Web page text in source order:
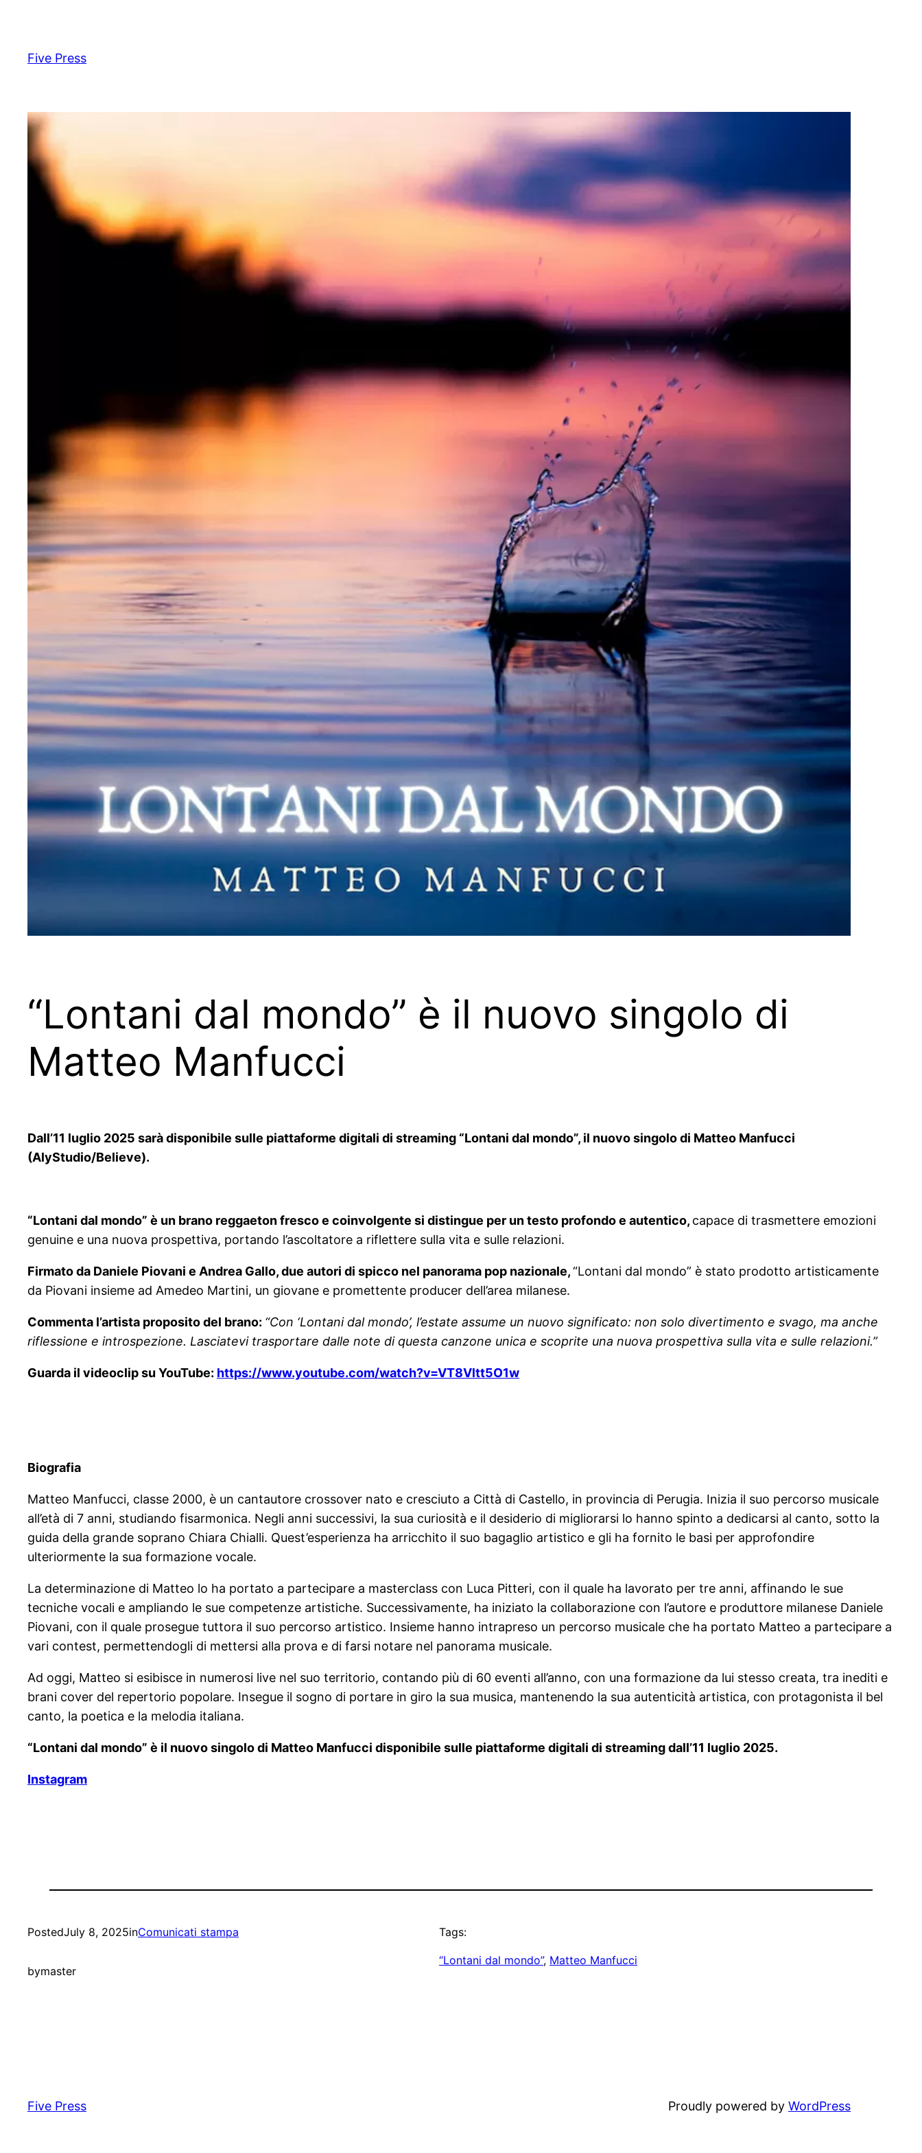
content
Five Press
“Lontani dal mondo” è il nuovo singolo di
Matteo Manfucci
Dall’11 luglio 2025 sarà disponibile sulle piattaforme digitali di streaming “Lontani dal mondo”, il nuovo singolo di Matteo Manfucci
(AlyStudio/Believe).
“Lontani dal mondo” è un brano reggaeton fresco e coinvolgente si distingue per un testo profondo e autentico, capace di trasmettere emozioni
genuine e una nuova prospettiva, portando l’ascoltatore a riflettere sulla vita e sulle relazioni.
Firmato da Daniele Piovani e Andrea Gallo, due autori di spicco nel panorama pop nazionale,“Lontani dal mondo” è stato prodotto artisticamente
da Piovani insieme ad Amedeo Martini, un giovane e promettente producer dell’area milanese.
Commenta l’artista proposito del brano: “Con ‘Lontani dal mondo’, l’estate assume un nuovo significato: non solo divertimento e svago, ma anche
riflessione e introspezione. Lasciatevi trasportare dalle note di questa canzone unica e scoprite una nuova prospettiva sulla vita e sulle relazioni.”
Guarda il videoclip su YouTube: https://www.youtube.com/watch?v=VT8Vltt5O1w
Biografia
Matteo Manfucci, classe 2000, è un cantautore crossover nato e cresciuto a Città di Castello, in provincia di Perugia. Inizia il suo percorso musicale
all’età di 7 anni, studiando fisarmonica. Negli anni successivi, la sua curiosità e il desiderio di migliorarsi lo hanno spinto a dedicarsi al canto, sotto la
guida della grande soprano Chiara Chialli. Quest’esperienza ha arricchito il suo bagaglio artistico e gli ha fornito le basi per approfondire
ulteriormente la sua formazione vocale.
La determinazione di Matteo lo ha portato a partecipare a masterclass con Luca Pitteri, con il quale ha lavorato per tre anni, affinando le sue
tecniche vocali e ampliando le sue competenze artistiche. Successivamente, ha iniziato la collaborazione con l’autore e produttore milanese Daniele
Piovani, con il quale prosegue tuttora il suo percorso artistico. Insieme hanno intrapreso un percorso musicale che ha portato Matteo a partecipare a
vari contest, permettendogli di mettersi alla prova e di farsi notare nel panorama musicale.
Ad oggi, Matteo si esibisce in numerosi live nel suo territorio, contando più di 60 eventi all’anno, con una formazione da lui stesso creata, tra inediti e
brani cover del repertorio popolare. Insegue il sogno di portare in giro la sua musica, mantenendo la sua autenticità artistica, con protagonista il bel
canto, la poetica e la melodia italiana.
“Lontani dal mondo” è il nuovo singolo di Matteo Manfucci disponibile sulle piattaforme digitali di streaming dall’11 luglio 2025.
Instagram
PostedJuly 8, 2025inComunicati stampa
bymaster
Tags:
“Lontani dal mondo”, Matteo Manfucci
Five Press Proudly powered by WordPress